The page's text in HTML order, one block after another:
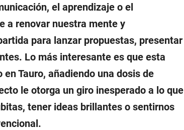
el aprendizaje o el
a renovar nuestra mente y
para lanzar propuestas, presentar
Lo más interesante es que esta
Tauro, añadiendo una dosis de
le otorga un giro inesperado a lo que
tener ideas brillantes o sentirnos